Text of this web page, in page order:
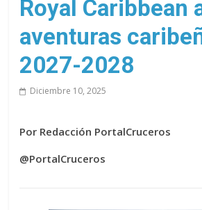
cruceros
en
un
solo
Royal Caribbean
aventuras
2027-2028
Diciembre 10, 2025
Por Redacción PortalCruceros
@PortalCruceros